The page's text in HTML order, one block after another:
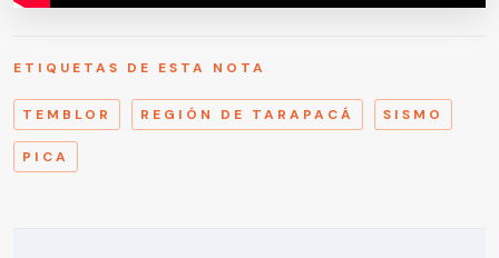
ETIQUETAS DE ESTA NOTA
TEMBLOR REGIÓN DE TARAPACÁ SISMO
PICA